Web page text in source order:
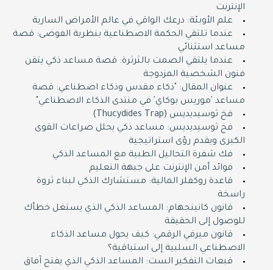
الإنترنت
علم الأوبئة: درعك الواقي في عالم الأمراض السارية
عندما تلتقي الحكمة الاصطناعية بنظرية الفوضى: قصة
مساعد استثنائي
عندما يلتقي الصمت بالثرثرة: قصة مساعد ذكي يتقن
فنون الشخصية المزدوجة
عنوان المقال: "ذكاء مقدس وذكاء اصطناعي: قصة
مساعد 'موريس بوكاي' في منتدى الذكاء الاصطناعي"
فخ ثوسيديديس (Thucydides Trap)
فخ ثوسيديديس: مساعد ذكي يحلل صراعات القوى
الكبرى ويقدم رؤى استراتيجية
فك شفرة التحاليل الطبية مع المساعد الذكي
فوائد أمن الإنترنت على جبهة التعليم
قاعدة روكفلر المالية: مستشارك الذكي لبناء ثروة
راسخة
قانون كانينجهام: المساعد الذكي الذي يستغل خطأك
للوصول إلى الحقيقة
قانون ميرفي الرقمي: كيف يحول مساعد الذكاء
الاصطناعي السلبية إلى استباقية؟
قبعات التفكير الست: المساعد الذكي الذي يفتح آفاق